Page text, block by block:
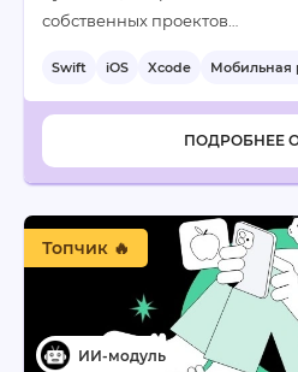
собственных проектов…
Swift iOS Xcode Мобильная
ПОДРОБНЕЕ
Топчик 🔥